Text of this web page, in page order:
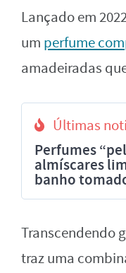
Lançado em
um perfume
amadeiradas
Últimas
Perfumes
almíscares
banho
Transcendendo
traz uma